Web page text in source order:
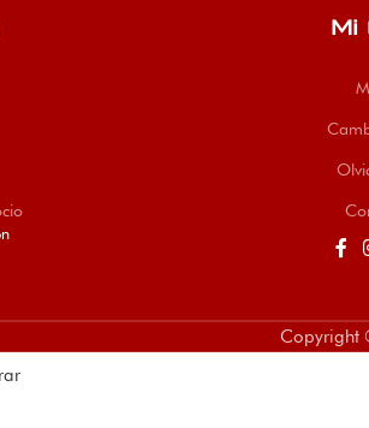
Mi
Copyright